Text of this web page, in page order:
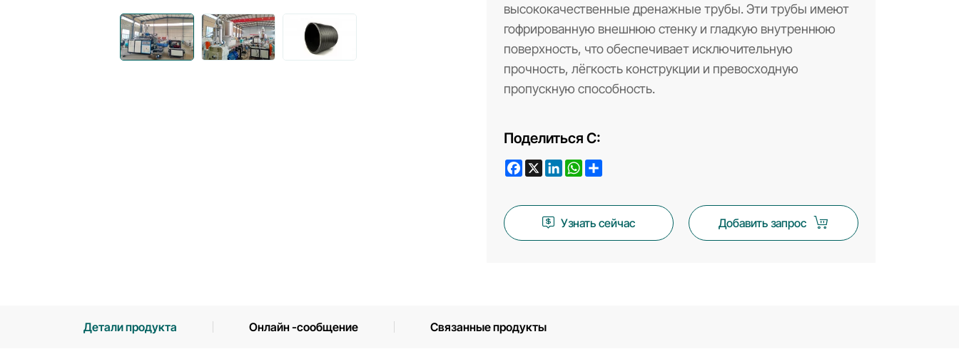
высококачественные дренажные трубы. Эти трубы имеют
гофрированную внешнюю стенку и гладкую внутреннюю
поверхность, что обеспечивает исключительную
прочность, лёгкость конструкции и превосходную
пропускную способность.
Поделиться С:
Facebook
X LinkedInWhatsApp
Узнать сейчас Добавить запрос
Детали продукта Онлайн -сообщение Связанные продукты